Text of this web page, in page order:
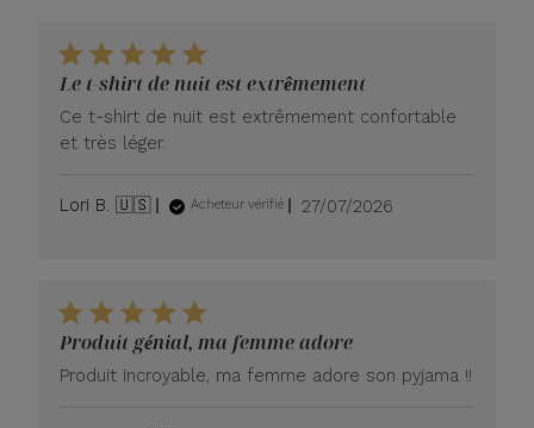
Le t-shirt de nuit est extrêmement
Ce t-shirt de nuit est extrêmement confortable
et très léger.
Lori B. 🇺🇸 Acheteur vérifié
Date
27/07/2026
Produit génial, ma femme adore
Produit incroyable, ma femme adore son pyjama !!